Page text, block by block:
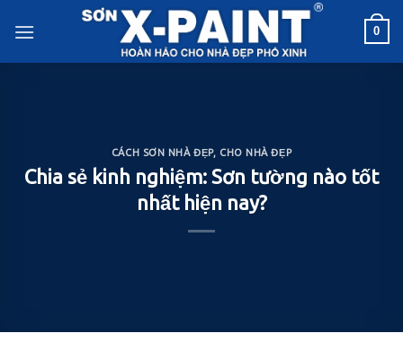
0
CÁCH SƠN NHÀ ĐẸP, CHO NHÀ ĐẸP
Chia sẻ kinh nghiệm: Sơn tường nào tốt
nhất hiện nay?